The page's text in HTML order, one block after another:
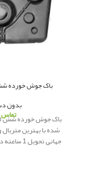
باک جوش خورده
بدون
تماسباک جوش خورده شش
شده با بهترین
جهانی